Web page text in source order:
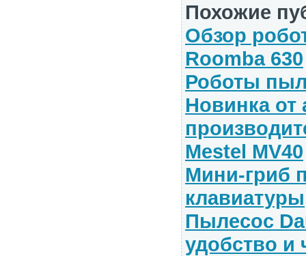
Похожие
Обзор
Roomba 630
Роботы
Новинка от
Mestel MV40
Мини-гриб
клавиатуры
Пылесос
удобство и